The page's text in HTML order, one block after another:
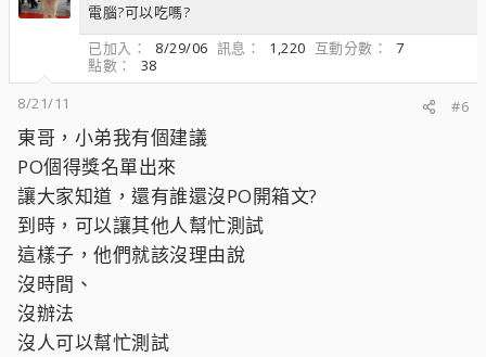
電腦?可以吃嗎?
已加入
8/29/06 訊息 1,220 互動分數
7
點數
38
8/21/11
#6
東哥，小弟我有個建議
PO個得獎名單出來
讓大家知道，還有誰還沒PO開箱文?
到時，可以讓其他人幫忙測試
這樣子，他們就該沒理由說
沒時間、
沒辦法
沒人可以幫忙測試